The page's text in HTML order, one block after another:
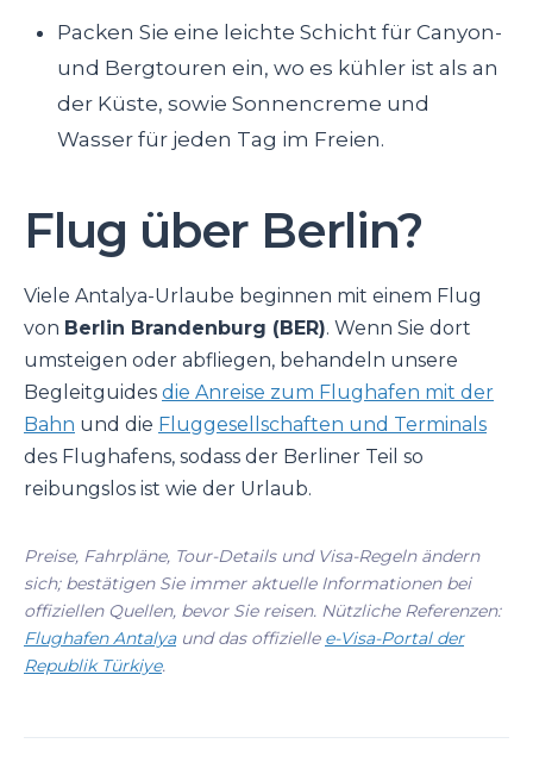
Packen Sie eine leichte Schicht für Canyon-
und Bergtouren ein, wo es kühler ist als an
der Küste, sowie Sonnencreme und
Wasser für jeden Tag im Freien.
Flug über Berlin?
Viele Antalya-Urlaube beginnen mit einem Flug
von Berlin Brandenburg (BER). Wenn Sie dort
umsteigen oder abfliegen, behandeln unsere
Begleitguides die Anreise zum Flughafen mit der
Bahn und die Fluggesellschaften und Terminals
des Flughafens, sodass der Berliner Teil so
reibungslos ist wie der Urlaub.
Preise, Fahrpläne, Tour-Details und Visa-Regeln ändern
sich; bestätigen Sie immer aktuelle Informationen bei
offiziellen Quellen, bevor Sie reisen. Nützliche Referenzen:
Flughafen Antalyaund das offizielle e-Visa-Portal der
Republik Türkiye.